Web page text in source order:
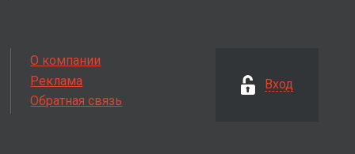
О компании
Реклама
Обратная связь
Вход